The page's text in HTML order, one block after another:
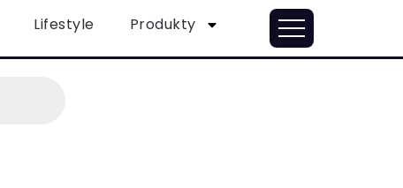
Lifestyle Produkty